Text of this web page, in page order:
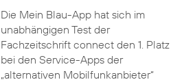
Die Mein Blau-App hat sich im
unabhängigen Test der
Fachzeitschrift connect den 1. Platz
bei den Service-Apps der
„alternativen Mobilfunkanbieter“